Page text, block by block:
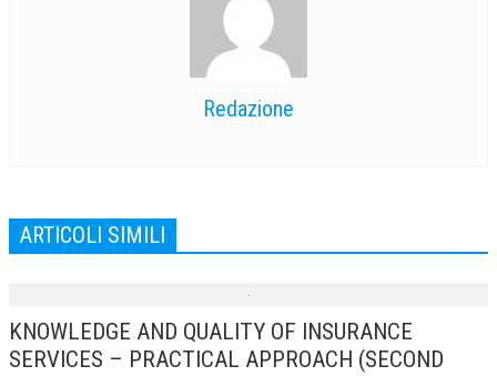
Redazione
ARTICOLI SIMILI
KNOWLEDGE AND QUALITY OF INSURANCE
SERVICES – PRACTICAL APPROACH (SECOND